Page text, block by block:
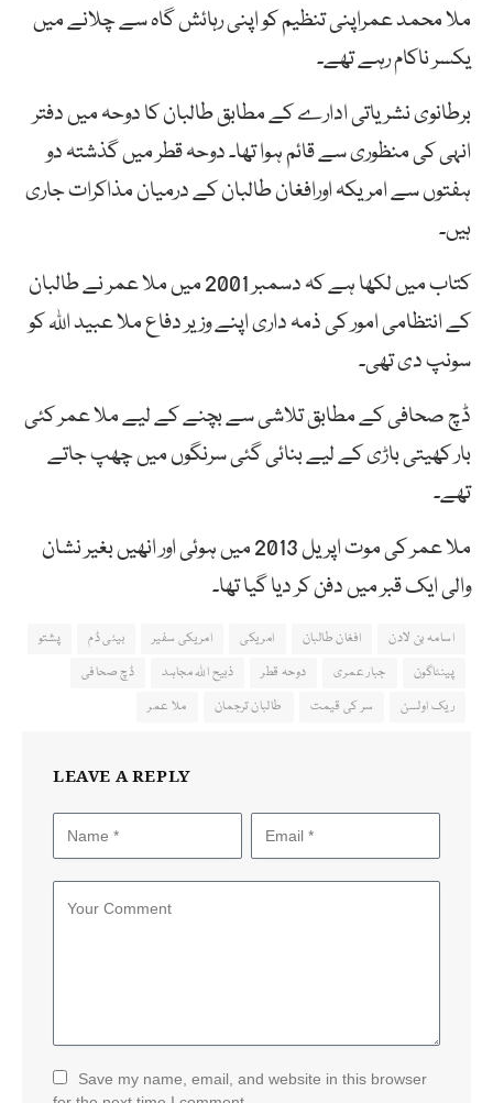
ملا محمد عمراپنی تنظیم کو اپنی رہائش گاہ سے چلانے میں
یکسر ناکام رہے تھے۔
برطانوی نشریاتی ادارے کے مطابق طالبان کا دوحہ میں دفتر
انہی کی منظوری سے قائم ہوا تھا۔ دوحہ قطر میں گذشتہ دو
ہفتوں سے امریکہ اورافغان طالبان کے درمیان مذاکرات جاری
ہیں۔
کتاب میں لکھا ہے کہ دسمبر 2001 میں ملا عمر نے طالبان
کے انتظامی امور کی ذمہ داری اپنے وزیر دفاع ملا عبید اللہ کو
سونپ دی تھی۔
ڈچ صحافی کے مطابق تلاشی سے بچنے کے لیے ملا عمر کئی
بار کھیتی باڑی کے لیے بنائی گئی سرنگوں میں چھپ جاتے
تھے۔
ملا عمر کی موت اپریل 2013 میں ہوئی اور انھیں بغیر نشان
والی ایک قبر میں دفن کر دیا گیا تھا۔
اسامہ بن لادن افغان طالبان امریکی امریکی سفیر بیٹی ڈم
پشتو
پینٹاگون
جبار عمری دوحہ قطر ذبیح اللہ مجاہد
ڈچ صحافی
ریک اولسن
سر کی قیمت طالبان ترجمان ملا عمر
LEAVE A REPLY
Save my name, email, and website in this browser